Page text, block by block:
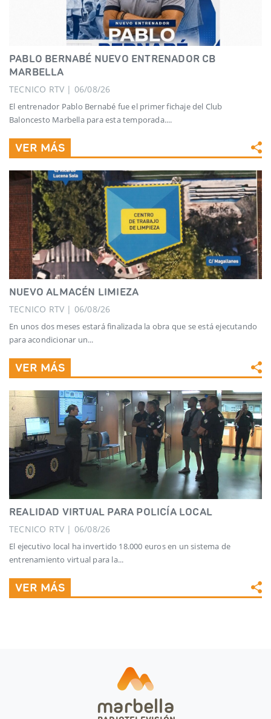
PABLO BERNABÉ NUEVO ENTRENADOR CB
MARBELLA
TECNICO RTV | 06/08/26
El entrenador Pablo Bernabé fue el primer fichaje del Club
Baloncesto Marbella para esta temporada....
VER MÁS
NUEVO ALMACÉN LIMIEZA
TECNICO RTV | 06/08/26
En unos dos meses estará finalizada la obra que se está ejecutando
para acondicionar un...
VER MÁS
REALIDAD VIRTUAL PARA POLICÍA LOCAL
TECNICO RTV | 06/08/26
El ejecutivo local ha invertido 18.000 euros en un sistema de
entrenamiento virtual para la...
VER MÁS
marbella